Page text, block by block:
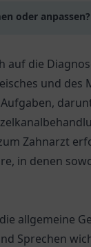
oder anpassen?
auf die
und des
Zahnarzt
in denen
allgemeine
Sprechen